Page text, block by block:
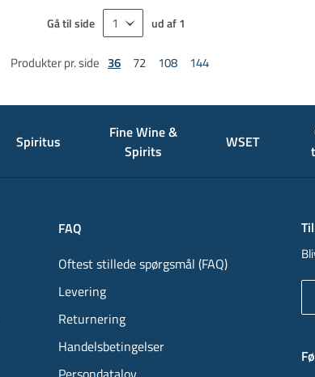
Gå til side ud af 1
Produkter pr. side 36 72 108 144
Spiritus
Fine Wine &
Spirits
WSET
FAQ
Oftest stillede spørgsmål (FAQ)
Levering
Returnering
Handelsbetingelser